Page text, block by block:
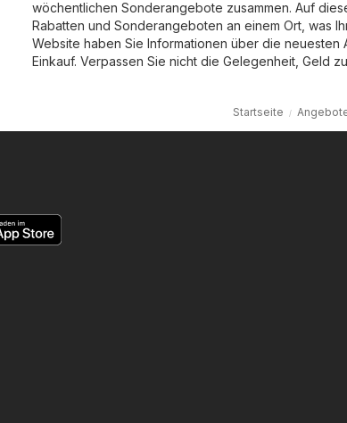
wöchentlichen Sonderangebote zusammen. Auf
Rabatten und Sonderangeboten an einem Ort, was
Website haben Sie Informationen über die
Einkauf. Verpassen Sie nicht die Gelegenheit, Geld
Startseite